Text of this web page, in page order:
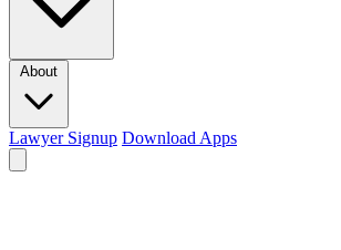
About
Lawyer Signup Download Apps